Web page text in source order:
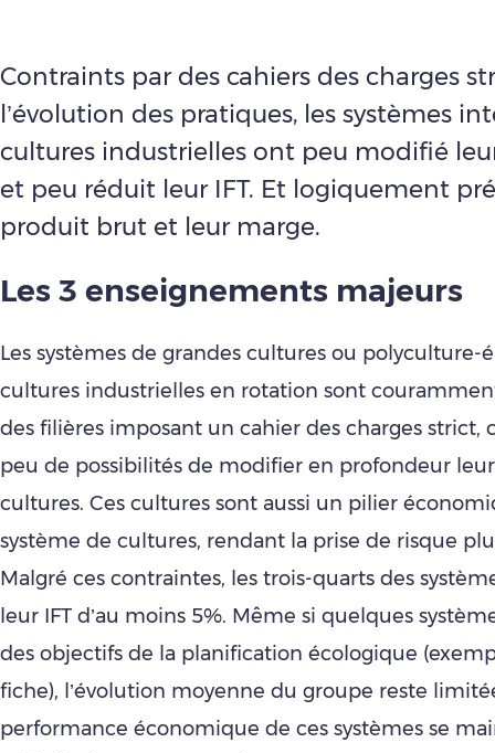
Contraints par des cahiers des charges
l’évolution des pratiques, les systèmes
cultures industrielles ont peu modifié
et peu réduit leur IFT. Et logiquement
produit brut et leur marge.
Les 3 enseignements majeurs
Les systèmes de grandes cultures ou polyculture-
cultures industrielles en rotation sont
des filières imposant un cahier des charges strict,
peu de possibilités de modifier en profondeur
cultures. Ces cultures sont aussi un pilier
système de cultures, rendant la prise de risque
Malgré ces contraintes, les trois-quarts des
leur IFT d’au moins 5%. Même si quelques
des objectifs de la planification écologique
fiche), l’évolution moyenne du groupe reste
performance économique de ces systèmes se